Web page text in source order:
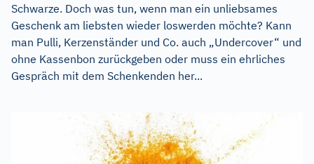
Schwarze. Doch was tun, wenn man ein unliebsames
Geschenk am liebsten wieder loswerden möchte? Kann
man Pulli, Kerzenständer und Co. auch „Undercover“ und
ohne Kassenbon zurückgeben oder muss ein ehrliches
Gespräch mit dem Schenkenden her...